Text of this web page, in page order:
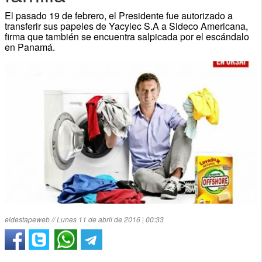
El pasado 19 de febrero, el Presidente fue autorizado a
transferir sus papeles de Yacylec S.A a Sideco Americana,
firma que también se encuentra salpicada por el escándalo
en Panamá.
eldestapeweb // Lunes 11 de abril de 2016 | 00:33